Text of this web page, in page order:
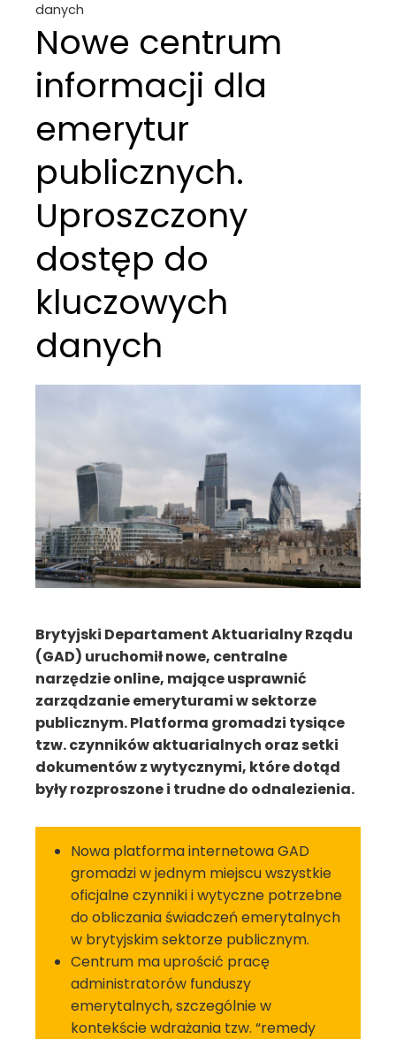
danych
Nowe centrum
informacji dla
emerytur
publicznych.
Uproszczony
dostęp do
kluczowych
danych
Brytyjski Departament Aktuarialny Rządu
(GAD) uruchomił nowe, centralne
narzędzie online, mające usprawnić
zarządzanie emeryturami w sektorze
publicznym. Platforma gromadzi tysiące
tzw. czynników aktuarialnych oraz setki
dokumentów z wytycznymi, które dotąd
były rozproszone i trudne do odnalezienia.
Nowa platforma internetowa GAD
gromadzi w jednym miejscu wszystkie
oficjalne czynniki i wytyczne potrzebne
do obliczania świadczeń emerytalnych
w brytyjskim sektorze publicznym.
Centrum ma uprościć pracę
administratorów funduszy
emerytalnych, szczególnie w
kontekście wdrażania tzw. “remedy